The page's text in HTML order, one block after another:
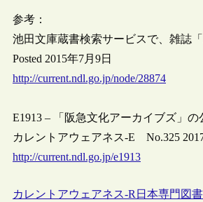
参考：
池田文庫蔵書検索サービスで、雑誌
Posted 2015年7月9日
http://current.ndl.go.jp/node/28874
E1913 – 「阪急文化アーカイブズ」の
カレントアウェアネス-E No.325
http://current.ndl.go.jp/e1913
カレントアウェアネス-R 日本専門図